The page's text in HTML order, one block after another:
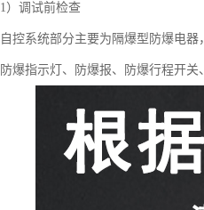
1）调试前检查
自控系统部分主要为隔爆型防爆电器
防爆指示灯、防爆报、防爆行程开